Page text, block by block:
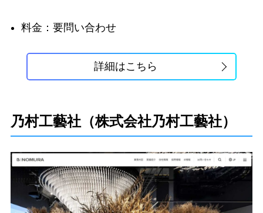
料金：要問い合わせ
詳細はこちら
乃村工藝社（株式会社乃村工藝社）